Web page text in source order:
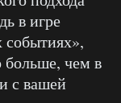
в игре
событиях»,
больше, чем в
с вашей